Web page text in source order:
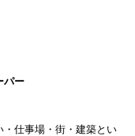
パー
・仕事場・街・建築とい